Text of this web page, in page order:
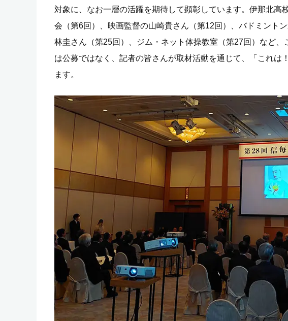
対象に、なお一層の活躍を期待して顕彰しています。伊那北高
会（第6回）、映画監督の山崎貴さん（第12回）、バドミント
林圭さん（第25回）、ジム・ネット体操教室（第27回）など
は公募ではなく、記者の皆さんが取材活動を通じて、「これは
ます。